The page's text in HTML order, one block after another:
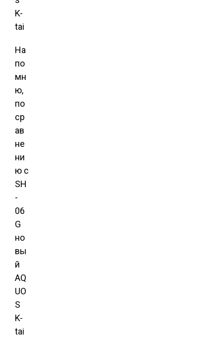
На
по
мн
ю,
по
ср
ав
не
ни
ю с
SH
-
06
G
но
вы
й
AQ
UO
S
K-
tai